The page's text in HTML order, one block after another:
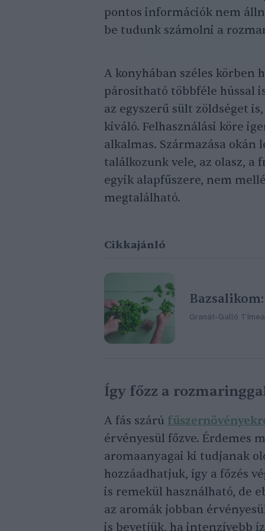
pontos információk nem
be tudunk számolni a
A konyhában széles körben
párosítható többféle hússal
az egyszerű sült zöldséget is,
kiváló. Felhasználási köre
alkalmas. Származása
találkozunk vele, az olasz, a
egyik alapfűszere, nem
megtalálható.
Cikkajánló
Granát-Galló Tímea
Így főzz a
A fás szárú
érvényesül főzve. Érdemes
aromaanyagai ki tudjanak
hozzáadhatjuk, így a főzés
is remekül használható, de
az aromák jobban
is bevetjük, ha intenzívebb